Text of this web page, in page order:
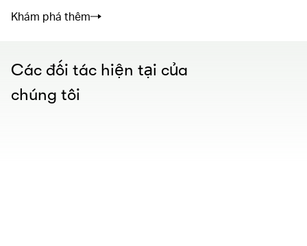
Khám phá thêm
Các đối tác hiện tại của
chúng tôi